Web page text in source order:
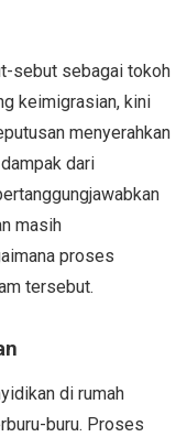
sebut sebagai tokoh
keimigrasian, kini
menyerahkan
dari
masih
proses
tersebut.
di rumah
buru. Proses